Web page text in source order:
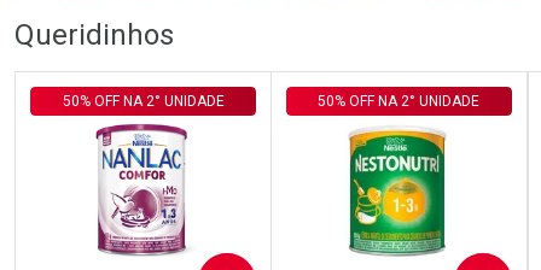
Queridinhos
50% OFF NA 2° UNIDADE 50% OFF NA 2° UNIDADE